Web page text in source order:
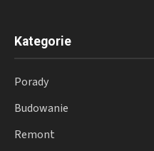
Kategorie
Porady
Budowanie
Remont